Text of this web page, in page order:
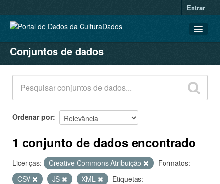
Entrar
CONJUNTOS DE DADOS
ORGANIZAÇÕES
GRUPOS
SOBRE
Conjuntos de dados
Ordenar por
1 conjunto de dados encontrado
Licenças: Creative Commons Atribuição
Formatos:
CSV
JS XML
Etiquetas: